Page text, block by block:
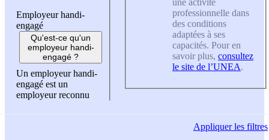
Employeur handi-
engagé
Qu'est-ce qu'un
employeur handi-
engagé ?
Un employeur handi-
engagé est un
employeur reconnu
professionnelle dans
des conditions
adaptées à ses
capacités. Pour en
savoir plus, consultez
le site de l’UNEA.
Appliquerles filtres